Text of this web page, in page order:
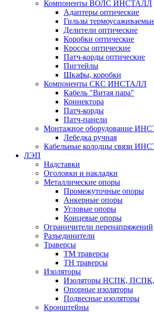
Компоненты ВОЛС ИНСТАЛЛ
Адаптеры оптические
Гильзы
Делители оптические
Коробки оптические
Кроссы оптические
Патч-корды оптические
Пигтейлы
Шкафы, коробки
Компоненты СКС ИНСТАЛЛ
Кабель "Витая пара"
Коннектора
Патч-корды
Патч-панели
Монтажное оборудование
Лебедка ручная
Кабельные колодцы связи
ЛЭП
Надставки
Оголовки и накладки
Металлические опоры
Промежуточные опоры
Анкерные опоры
Угловые опоры
Концевые опоры
Ограничители перенапряжений
Разъединители
Траверсы
ТМ траверсы
ТН траверсы
Изоляторы
Изоляторы НСПК,
Опорные изоляторы
Подвесные изоляторы
Кронштейны